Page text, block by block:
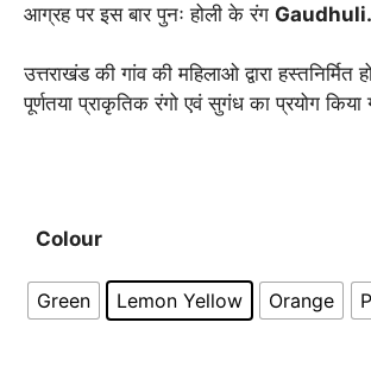
आग्रह पर इस बार पुनः होली के रंग
उत्तराखंड की गांव की महिलाओ द्वारा
पूर्णतया प्राकृतिक रंगो एवं सुगंध का प्रयोग किया
Colour
Green Lemon Yellow Orange